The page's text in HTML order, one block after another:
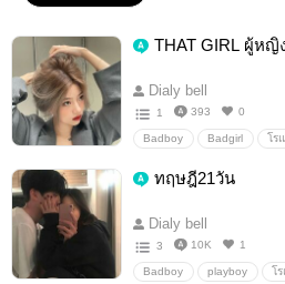
THAT GIRL ผู้ห
Dialy bell
1 393 0
Badboy Badgirl โร
ทฤษฎี21วัน
Dialy bell
3 10K 1
Badboy playboy โ